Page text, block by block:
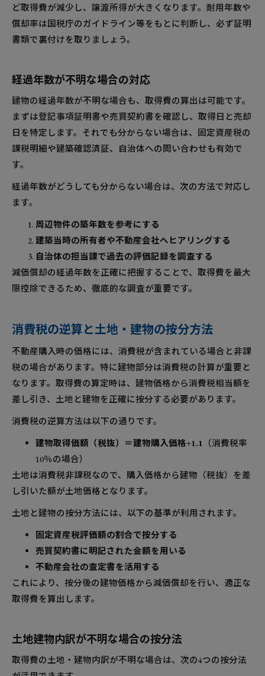
ど取得費が減少し、譲渡所得が大きくなります。耐用年数や
償却率は国税庁のガイドライン等をもとに判断し、必ず証明
書類で裏付けを取りましょう。
経過年数が不明な場合の対応
建物の経過年数が不明な場合も、取得費の算出は可能です。
まずは登記事項証明書や売買契約書を確認し、取得日と売却
日を特定します。それでも分からない場合は、固定資産税の
課税明細や建築確認済証、自治体への問い合わせも有効で
す。
経過年数がどうしても分からない場合は、次の方法で対応し
ます。
周辺物件の築年数を参考にする
建築当時の所有者や不動産会社へヒアリングする
自治体の担当課で過去の評価記録を調査する
減価償却の経過年数を正確に把握することで、取得費を最大
限控除できるため、徹底的な調査が重要です。
消費税の逆算と土地・建物の按分方法
不動産購入時の価格には、消費税が含まれている場合と非課
税の場合があります。特に建物部分は消費税の計算が重要と
なります。取得費の算定時は、建物価格から消費税相当額を
差し引き、土地と建物を正確に按分する必要があります。
消費税の逆算方法は以下の通りです。
建物取得価額（税抜）＝建物購入価格÷1.1 （消費税率
10％の場合）
土地は消費税非課税なので、購入価格から建物（税抜）を差
し引いた額が土地価格となります。
土地と建物の按分方法には、以下の基準が利用されます。
固定資産税評価額の割合で按分する
売買契約書に明記された金額を用いる
不動産会社の査定書を活用する
これにより、按分後の建物価格から減価償却を行い、適正な
取得費を算出します。
土地建物内訳が不明な場合の按分法
取得費の土地・建物内訳が不明な場合は、次の4つの按分法